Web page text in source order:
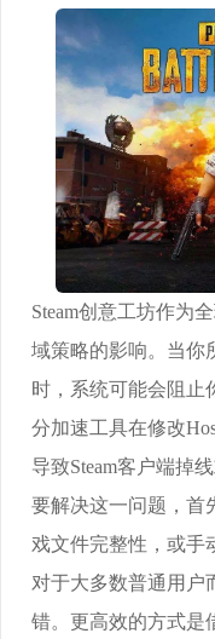
Steam创意工坊作为
域策略的影响。当你
时，系统可能会阻止
分加速工具在修改
导致Steam客户端掉
要解决这一问题，首
戏文件完整性，或手
对于大多数普通用户
错。更高效的方式